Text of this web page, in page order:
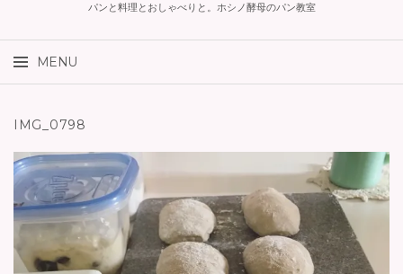
パンと料理とおしゃべりと。ホシノ酵母のパン教室
MENU
IMG_0798